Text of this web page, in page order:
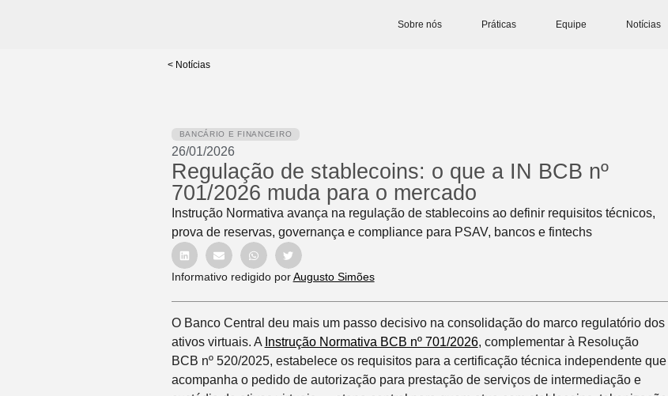
Sobre nós Práticas Equipe Notícias
< Notícias
BANCÁRIO E FINANCEIRO
26/01/2026
Regulação de stablecoins: o que a IN BCB nº
701/2026 muda para o mercado
Instrução Normativa avança na regulação de stablecoins ao definir requisitos técnicos,
prova de reservas, governança e compliance para PSAV, bancos e fintechs
Informativo redigido porAugusto Simões
O Banco Central deu mais um passo decisivo na consolidação do marco regulatório dos
ativos virtuais. A Instrução Normativa BCB nº 701/2026, complementar à Resolução
BCB nº 520/2025, estabelece os requisitos para a certificação técnica independente que
acompanha o pedido de autorização para prestação de serviços de intermediação e